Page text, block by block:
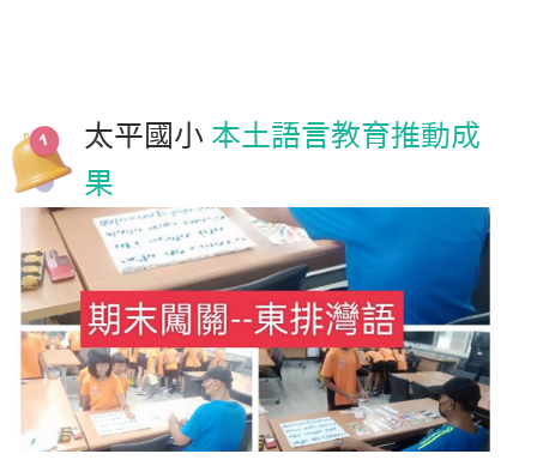
太平國小 本土語言教育推動成
果